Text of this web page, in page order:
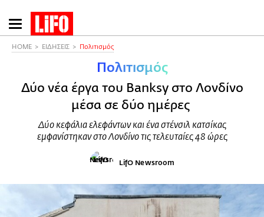
Παράκαμψη
προς
HOME ΕΙΔΗΣΕΙΣ Πολιτισμός
Πολιτισμός
Δύο νέα έργα του Banksy στο Λονδίνο
μέσα σε δύο ημέρες
Δύο κεφάλια ελεφάντων και ένα στένσιλ κατσίκας
εμφανίστηκαν στο Λονδίνο τις τελευταίες 48 ώρες
LifO Newsroom